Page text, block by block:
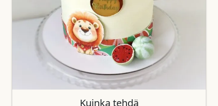
Kuinka tehdä